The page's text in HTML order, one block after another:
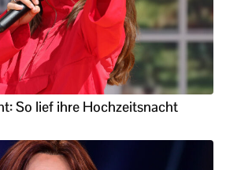
So lief ihre Hochzeitsnacht